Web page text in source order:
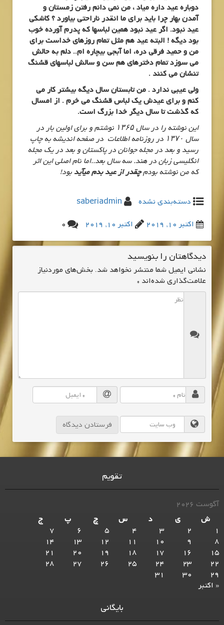
دوباره عید داره میاد ، من نمی دانم رفتن زمستان و
آمدن بهار چرا باید برای ما انقدر ناراحتی بیاورد ؟ کاشکی
عید نبود. اگر عید نبود همین لباسها که پدرم آورده خوب
بود دیگه ! البته عید هم مثل تمام روزهای خداست برای
من و حمید فرقی دره، اما آبجی بیچاره ام.. دلم به حالش
می سوزد تمام دخترهای هم سن و سالش لباسهای قشنگ
تنشان می کنند .
ولی عیبی ندارد . من تابستان سال دیگه بیشتر کار می
کنم و برای عیدش یک لباس قشنگ می خرم . از امسال
که گذشت تا سال دیگر خدا بزرگ است.
این نوشته را در سال ۱۳۶۵ نوشتم و برای اولین بار در
سال ۱۳۷۰ در روزنامه اطلاعات در صفحه اندیشه به چاپ
رسید و بعد در مجله جوانان در پاکستان و بعد در یک مجله
انگلیسی زبان در هند. سه سال بعد..اما نام اصلی این اثر
که من نوشته بودمچقدر از عید بدم میآید بود!
دسته‌بندی نشده
saberiadmin
اکتبر 10, 2019
اکتبر 10, 2019 0
دیدگاهتان را بنویسید
نشانی ایمیل شما منتشر نخواهد شد. بخش‌های موردنیاز
علامت‌گذاری شده‌اند *
تقویم
آگوست 2026
ش
ی د س چ پ
ج
1
2
3
4
5
6
7
8
9
10
11
12
13
14
15
16
17
18
19
20
21
22
23
24
25
26
27
28
29
30
31
« اکتبر
بایگانی